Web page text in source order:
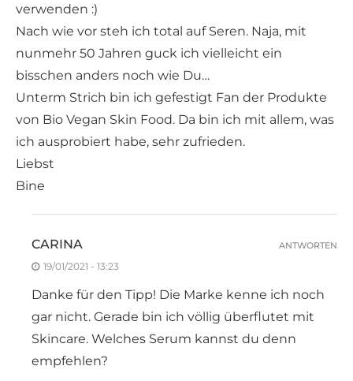
verwenden :)
Nach wie vor steh ich total auf Seren. Naja, mit
nunmehr 50 Jahren guck ich vielleicht ein
bisschen anders noch wie Du…
Unterm Strich bin ich gefestigt Fan der Produkte
von Bio Vegan Skin Food. Da bin ich mit allem, was
ich ausprobiert habe, sehr zufrieden.
Liebst
Bine
CARINA
19/01/2021 - 13:23
Danke für den Tipp! Die Marke kenne ich noch
gar nicht. Gerade bin ich völlig überflutet mit
Skincare. Welches Serum kannst du denn
empfehlen?
ANTWORTEN